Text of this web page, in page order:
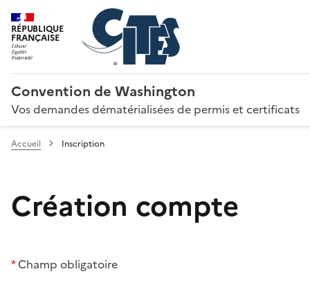
RÉPUBLIQUE
FRANÇAISE
Convention de Washington
Vos demandes dématérialisées de permis et certificats
Accueil Inscription
Création compte
*Champ obligatoire